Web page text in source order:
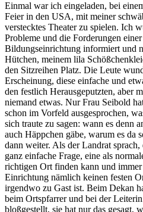
Einmal war ich eingeladen, bei
Feier in den USA, mit meiner
verstecktes Theater zu spielen. Ich
Probleme und die Forderungen
Bildungseinrichtung informiert und
Hütchen, meinem lila
den Sitzreihen Platz. Die Leute
Erscheinung, diese einfache und
den festlich Herausgeputzten, aber
niemand etwas. Nur Frau Seibold
schon im Vorfeld ausgesprochen,
sich traute zu sagen: wann es denn
auch Häppchen gäbe, warum es da
dann weiter. Als der Landrat
ganz einfache Frage, eine als
richtigen Ort finden kann und
Einrichtung nämlich keinen festen
irgendwo zu Gast ist. Beim Dekan
beim Ortspfarrer und bei der
bloßgestellt, sie hat nur das gesagt,